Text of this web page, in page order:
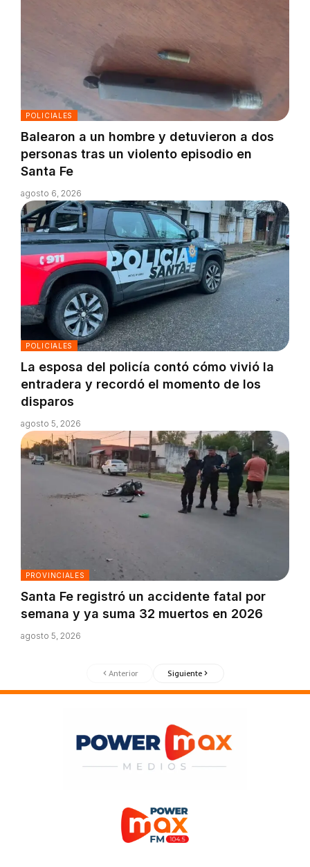
POLICIALES
Balearon a un hombre y detuvieron a dos
personas tras un violento episodio en
Santa Fe
agosto 6, 2026
POLICIALES
La esposa del policía contó cómo vivió la
entradera y recordó el momento de los
disparos
agosto 5, 2026
PROVINCIALES
Santa Fe registró un accidente fatal por
semana y ya suma 32 muertos en 2026
agosto 5, 2026
Anterior Siguiente